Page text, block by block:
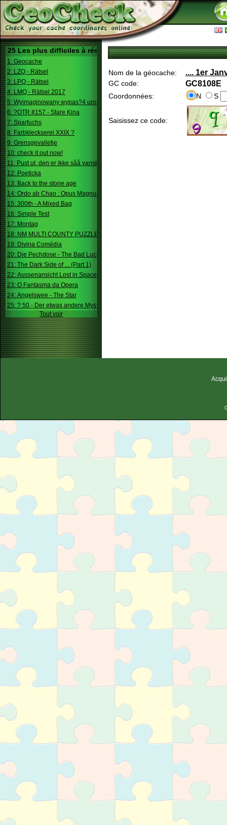
25 Les plus difficiles à résoudre
1: Geocache
2: LZQ - Rätsel
3: LPQ - Rätsel
4: LMQ - Rätsel 2017
5: Wyimaginowany wypas?4 urodziny
6: ?OTR #157 - Stare Kina
7: Sparfuchs
8: Farbkleckserei XXIX ?
9: Grensgevalletje
10: check it out now!
11: Pust ut, den er ikke såå vanskelig.
12: Poeticka
13: Back to the stone age
14: Ordo ab Chao : Opus Magnum
15: 300th - A Mixed Bag
16: Simple Test
17: Montag
18: NM MULTI COUNTY PUZZLE
19: Divina Comédia
20: Die Pechdose - The Bad Luck Box
21: The Dark Side of ... (Part 1)
22: Aussenansicht Lost in Space
23: O Fantasma da Opera
24: Angelswee - The Star
25: ? 50 - Der etwas andere Mystery
Tout voir
Nom de la géocache: .... 1er
GC code: GC8108E
Coordonnées: N S
Saisissez ce code: